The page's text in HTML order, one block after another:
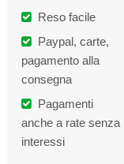
Reso facile
Paypal, carte,
pagamento alla
consegna
Pagamenti
anche a rate senza
interessi